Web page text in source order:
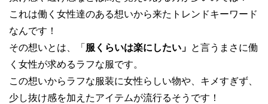
これは働く女性達のある想いから来たトレンドキーワード
なんです！
その想いとは、「 服くらいは楽にしたい」 と言うまさに働
く女性が求めるラフな服です。
この想いからラフな服装に女性らしい物や、キメすぎず、
少し抜け感を加えたアイテムが流行るそうです！